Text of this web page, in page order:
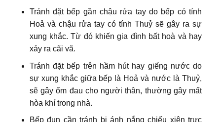
Tránh đặt bếp gần chậu rửa tay do bếp có tính
Hoả và chậu rửa tay có tính Thuỷ sẽ gây ra sự
xung khắc. Từ đó khiến gia đình bất hoà và hay
xảy ra cãi vã.
Tránh đặt bếp trên hầm hút hay giếng nước do
sự xung khắc giữa bếp là Hoả và nước là Thuỷ,
sẽ gây ốm đau cho người thân, thường gây mất
hòa khí trong nhà.
Bếp đun cần tránh bị ánh nắng chiếu xiên trực